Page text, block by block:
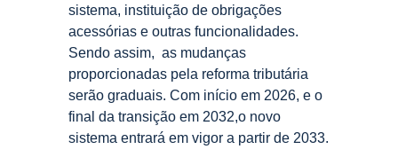
sistema, instituição de obrigações
acessórias e outras funcionalidades.
Sendo assim, as mudanças
proporcionadas pela reforma tributária
serão graduais. Com início em 2026, e o
final da transição em 2032,o novo
sistema entrará em vigor a partir de 2033.